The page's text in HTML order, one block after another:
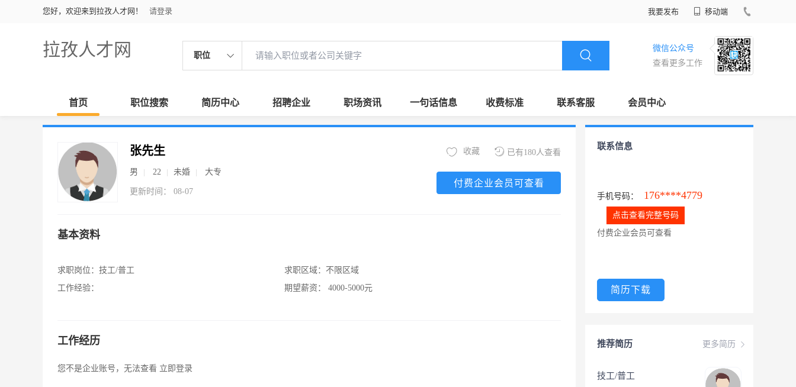
您好，欢迎来到拉孜人才网！ 请登录 我要发布 移动端
拉孜人才网 职位
微信公众号
查看更多工作
首页 职位搜索 简历中心 招聘企业 职场资讯 一句话信息 收费标准 联系客服 会员中心
张先生
男 22 未婚 大专
更新时间： 08-07
已有180人查看
收藏
付费企业会员可查看
基本资料
求职岗位： 技工/普工
工作经验：
求职区域： 不限区域
期望薪资：
4000-5000元
工作经历
您不是企业账号，无法查看 立即登录
联系信息
手机号码： 176****4779
点击查看完整号码
付费企业会员可查看
简历下载
更多简历
推荐简历
技工/普工